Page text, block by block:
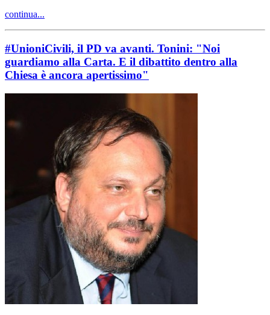
continua...
#UnioniCivili, il PD va avanti. Tonini: "Noi
guardiamo alla Carta. E il dibattito dentro alla
Chiesa è ancora apertissimo"